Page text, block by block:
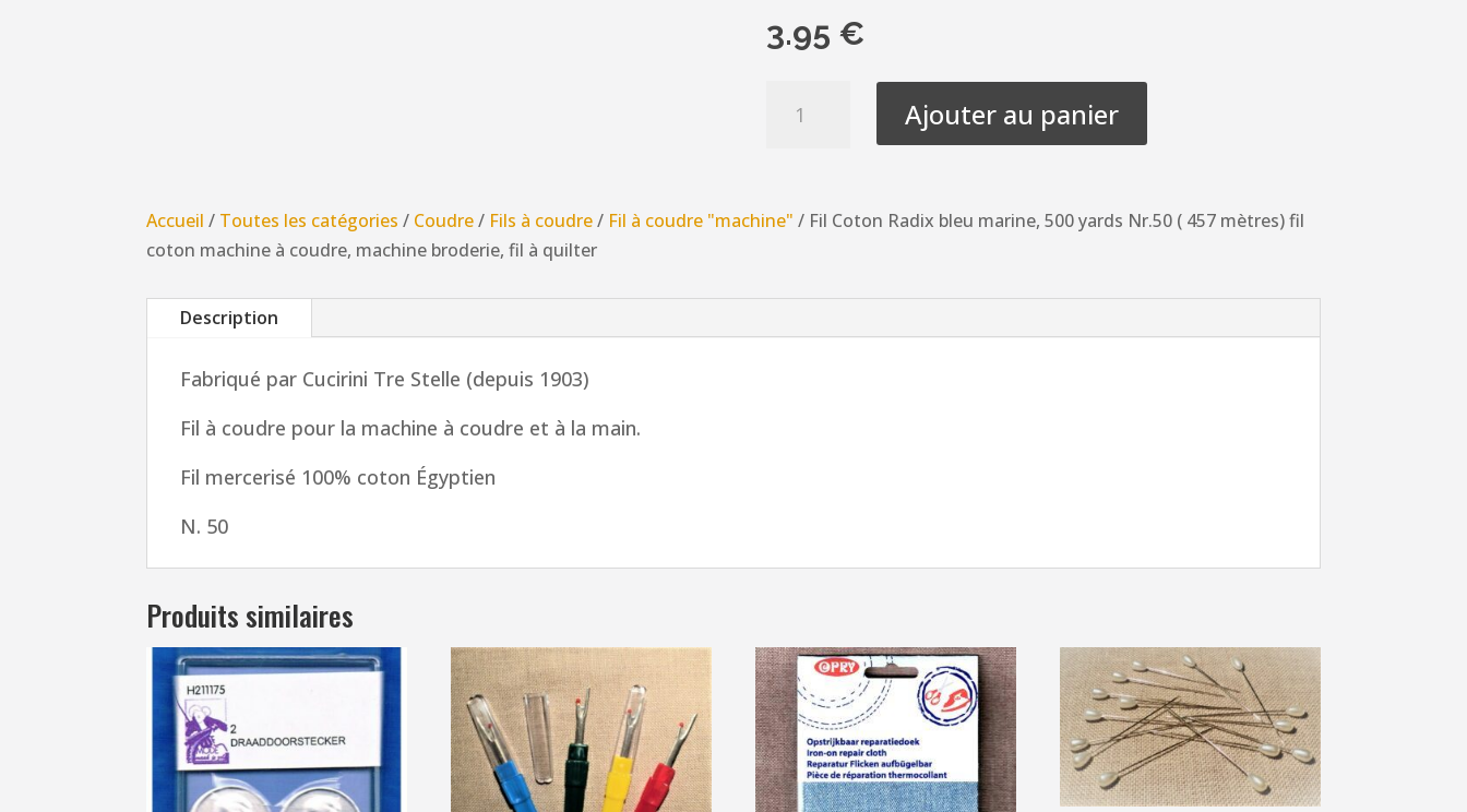
3.95 €
Radix
500
à
broderie,
fil
à
quilter
Ajouter au panier
Accueil / Toutes les catégories / Coudre/ Fils à coudre/ Fil à coudre "machine" / Fil Coton Radix bleu marine, 500 yards Nr.50 ( 457 mètres) fil
coton machine à coudre, machine broderie, fil à quilter
Description
Fabriqué par Cucirini Tre Stelle (depuis 1903)
Fil à coudre pour la machine à coudre et à la main.
Fil mercerisé 100% coton Égyptien
N. 50
Produits similaires